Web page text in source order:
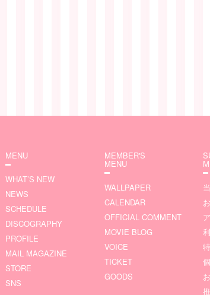
MENU
WHAT’S NEW
NEWS
SCHEDULE
DISCOGRAPHY
PROFILE
MAIL MAGAZINE
STORE
SNS
MEMBER'S
MENU
WALLPAPER
CALENDAR
OFFICIAL COMMENT
MOVIE BLOG
VOICE
TICKET
GOODS